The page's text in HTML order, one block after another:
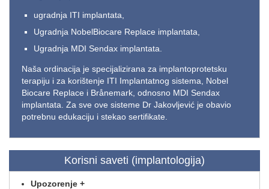
ugradnja ITI implantata,
Ugradnja NobelBiocare Replace implantata,
Ugradnja MDI Sendax implantata.
Naša ordinacija je specijalizirana za implantoprotetsku
terapiju i za korištenje ITI Implantatnog sistema, Nobel
Biocare Replace i Brånemark, odnosno MDI Sendax
implantata. Za sve ove sisteme Dr Jakovljević je obavio
potrebnu edukaciju i stekao sertifikate.
Korisni saveti (implantologija)
Upozorenje +